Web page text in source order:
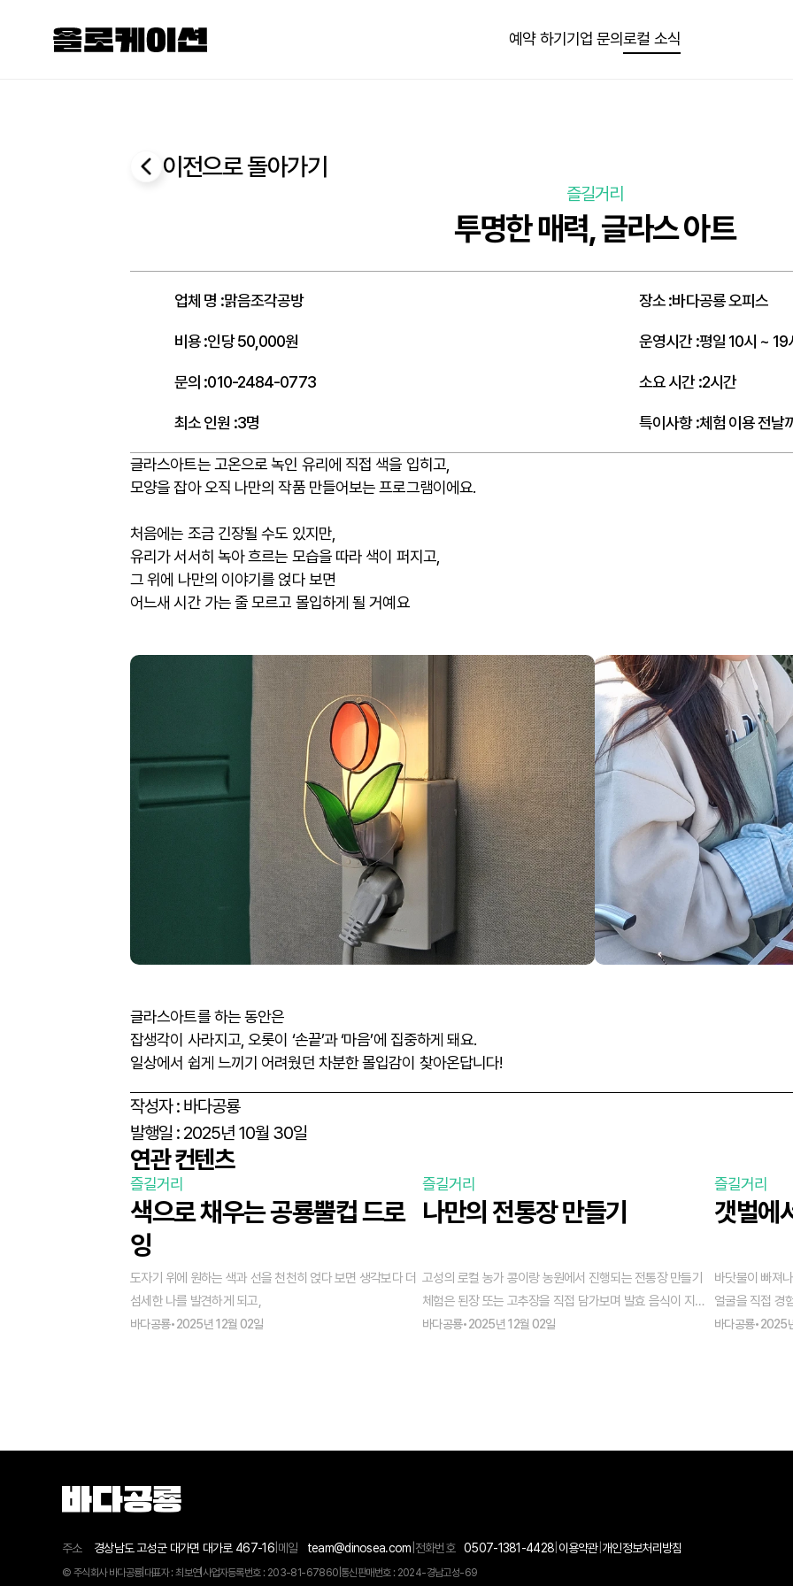
예약 하기기업 문의로컬 소식
이전으로 돌아가기
즐길거리
투명한 매력, 글라스 아트
업체 명 :맑음조각공방 장소:바다공룡 오피스
비용:인당 50,000원 운영시간:평일 10시 ~ 19
문의 :010-2484-0773 소요 시간:2시간
최소 인원 :3명 특이사항:체험 이용 전날
글라스아트는 고온으로 녹인 유리에 직접 색을 입히고,
모양을 잡아 오직 나만의 작품 만들어보는 프로그램이에요.
처음에는 조금 긴장될 수도 있지만,
유리가 서서히 녹아 흐르는 모습을 따라 색이 퍼지고,
그 위에 나만의 이야기를 얹다 보면
어느새 시간 가는 줄 모르고 몰입하게 될 거예요
글라스아트를 하는 동안은
잡생각이 사라지고, 오롯이 ‘손끝’과 ‘마음’에 집중하게 돼요.
일상에서 쉽게 느끼기 어려웠던 차분한 몰입감이 찾아온답니다!
작성자 : 바다공룡
발행일 : 2025년 10월 30일
연관 컨텐츠
즐길거리
색으로 채우는 공룡뿔컵 드로
잉
도자기 위에 원하는 색과 선을 천천히 얹다 보면 생각보다 더
섬세한 나를 발견하게 되고,
바다공룡•2025년 12월 02일
즐길거리
나만의 전통장 만들기
고성의 로컬 농가 콩이랑 농원에서 진행되는 전통장 만들기
체험은 된장 또는 고추장을 직접 담가보며 발효 음식이 지닌
깊은 맛과 정성을 가까이에서 느껴보는 시간이에요.
바다공룡•2025년 12월 02일
즐길거리
갯벌에
바닷물이 빠져
얼굴을 직접 경
바다공룡•2025
주소 경상남도 고성군 대가면 대가로 467-16| 메일 team@dinosea.com 전화번호 0507-1381-4428 이용약관| 개인정보처리방침
© 주식회사 바다공룡| 대표자 : 최보연|사업자등록번호 : 203-81-67860 |통신판매번호 : 2024-경남고성-69